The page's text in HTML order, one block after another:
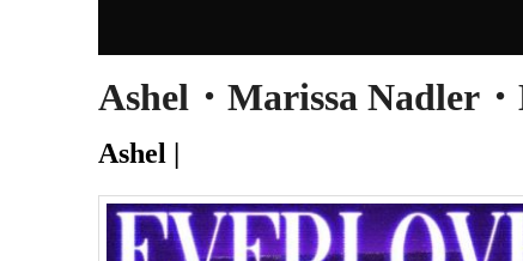
Ashel・Marissa Nadler
Ashel |